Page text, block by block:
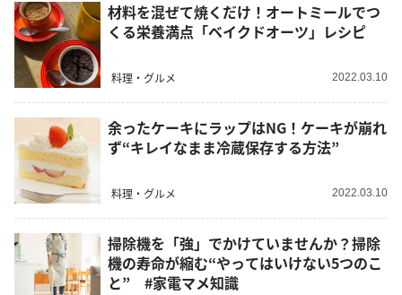
材料を混ぜて焼くだけ！オートミールでつ
くる栄養満点「ベイクドオーツ」レシピ
料理・グルメ 2022.03.10
余ったケーキにラップはNG！ケーキが崩れ
ず“キレイなまま冷蔵保存する方法”
料理・グルメ 2022.03.10
掃除機を「強」でかけていませんか？掃除
機の寿命が縮む“やってはいけない5つのこ
と” #家電マメ知識